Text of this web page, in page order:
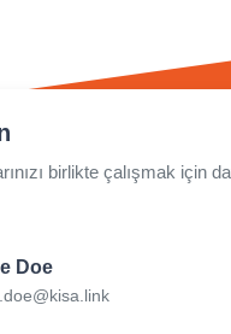
birlikte çalışmak için
Doe